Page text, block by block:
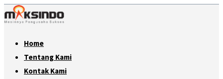
Home
Tentang Kami
Kontak Kami